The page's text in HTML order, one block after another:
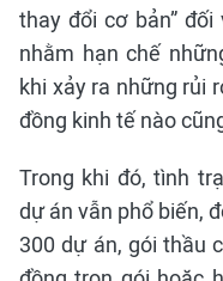
thay đổi cơ bản”
nhằm hạn chế
khi xảy ra những rủi
đồng kinh tế nào
Trong khi đó, tình
dự án vẫn phổ biến,
300 dự án, gói thầu